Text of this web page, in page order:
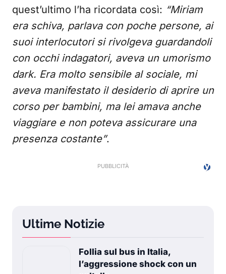
quest’ultimo l’ha ricordata così: “Miriam
era schiva, parlava con poche persone, ai
suoi interlocutori si rivolgeva guardandoli
con occhi indagatori, aveva un umorismo
dark. Era molto sensibile al sociale, mi
aveva manifestato il desiderio di aprire un
corso per bambini, ma lei amava anche
viaggiare e non poteva assicurare una
presenza costante”.
Ultime Notizie
Follia sul bus in Italia,
l’aggressione shock con un